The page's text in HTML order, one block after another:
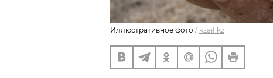
Иллюстративное фото / kzaif.kz